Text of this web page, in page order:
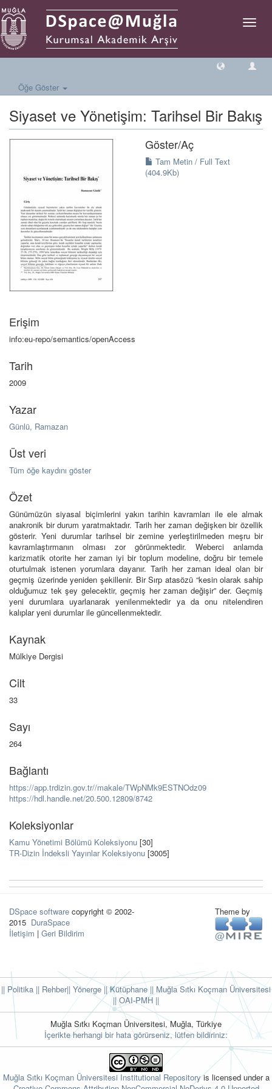
Geçiş
Öğe Göster
Siyaset ve Yönetişim: Tarihsel Bir Bakış
Göster/Aç
Tam Metin / Full Text
(404.9Kb)
Erişim
info:eu-repo/semantics/openAccess
Tarih
2009
Yazar
Günlü, Ramazan
Üst veri
Tüm öğe kaydını göster
Özet
Günümüzün siyasal biçimlerini yakın tarihin kavramları ile ele almak
anakronik bir durum yaratmaktadır. Tarih her zaman değişken bir özellik
gösterir. Yeni durumlar tarihsel bir zemine yerleştirilmeden meşru bir
kavramlaştırmanın olması zor görünmektedir. Weberci anlamda
karizmatik otorite her zaman iyi bir toplum modeline, doğru bir temele
oturtulmak istenen yorumlara dayanır. Tarih her zaman ideal olan bir
geçmiş üzerinde yeniden şekillenir. Bir Sırp atasözü “kesin olarak sahip
olduğumuz tek şey gelecektir, geçmiş her zaman değişir” der. Geçmiş
yeni durumlara uyarlanarak yenilenmektedir ya da onu nitelendiren
kalıplar yeni durumlar ile güncellenmektedir.
Kaynak
Mülkiye Dergisi
Cilt
33
Sayı
264
Bağlantı
https://app.trdizin.gov.tr//makale/TWpNMk9ESTNOdz09
https://hdl.handle.net/20.500.12809/8742
Koleksiyonlar
Kamu Yönetimi Bölümü Koleksiyonu [30]
TR-Dizin İndeksli Yayınlar Koleksiyonu [3005]
DSpace software copyright © 2002-
2015 DuraSpace
İletişim | Geri Bildirim
Theme by
|| Politika || Rehber|| Yönerge|| Kütüphane|| Muğla Sıtkı Koçman Üniversitesi
||OAI-PMH ||
Muğla Sıtkı Koçman Üniversitesi, Muğla, Türkiye
İçerikte herhangi bir hata görürseniz, lütfen bildiriniz:
Muğla Sıtkı Koçman Üniversitesi Institutional Repositoryis licensed under a